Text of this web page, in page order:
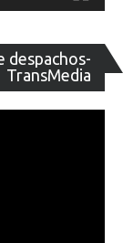
despachos-
TransMedia
de